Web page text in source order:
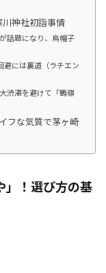
神社初詣事情
話題になり、烏帽子
避には裏道（ラチエン
渋滞を避けて「鶴嶺
フな気質で茅ヶ崎
」！選び方の基